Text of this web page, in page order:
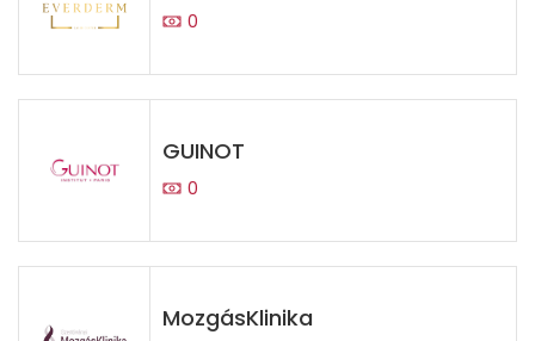
0
GUINOT
0
MozgásKlinika